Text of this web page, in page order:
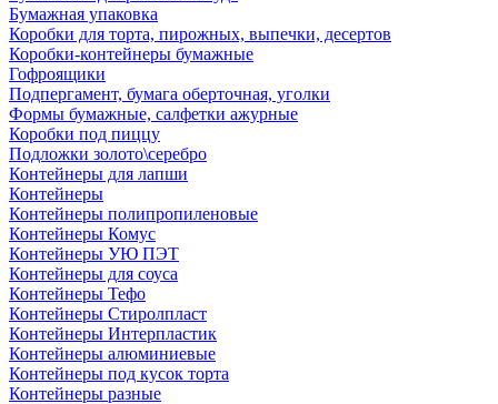
Бумажная упаковка
Коробки для торта, пирожных, выпечки, десертов
Коробки-контейнеры бумажные
Гофроящики
Подпергамент, бумага оберточная, уголки
Формы бумажные, салфетки ажурные
Коробки под пиццу
Подложки золото\серебро
Контейнеры для лапши
Контейнеры
Контейнеры полипропиленовые
Контейнеры Комус
Контейнеры УЮ ПЭТ
Контейнеры для соуса
Контейнеры Тефо
Контейнеры Стиролпласт
Контейнеры Интерпластик
Контейнеры алюминиевые
Контейнеры под кусок торта
Контейнеры разные